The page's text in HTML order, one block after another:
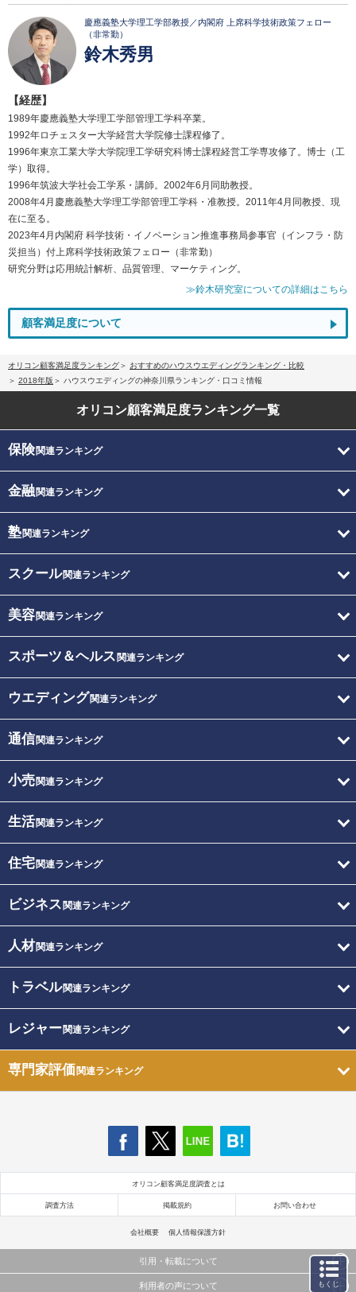
慶應義塾大学理工学部教授／内閣府 上席科学技術政策フェロー
（非常勤）
鈴木秀男
【経歴】
1989年慶應義塾大学理工学部管理工学科卒業。
1992年ロチェスター大学経営大学院修士課程修了。
1996年東京工業大学大学院理工学研究科博士課程経営工学専攻修了。博士（工
学）取得。
1996年筑波大学社会工学系・講師。2002年6月同助教授。
2008年4月慶應義塾大学理工学部管理工学科・准教授。2011年4月同教授、現
在に至る。
2023年4月内閣府 科学技術・イノベーション推進事務局参事官（インフラ・防
災担当）付上席科学技術政策フェロー（非常勤）
研究分野は応用統計解析、品質管理、マーケティング。
≫鈴木研究室についての詳細はこちら
顧客満足度について
オリコン顧客満足度ランキング
おすすめのハウスウエディングランキング・比較
2018年版
ハウスウエディングの神奈川県ランキング・口コミ情報
オリコン顧客満足度ランキング一覧
保険関連ランキング
金融関連ランキング
塾関連ランキング
スクール関連ランキング
美容関連ランキング
スポーツ＆ヘルス 関連ランキング
ウエディング関連ランキング
通信関連ランキング
小売関連ランキング
生活関連ランキング
住宅関連ランキング
ビジネス 関連ランキング
人材関連ランキング
トラベル関連ランキング
レジャー関連ランキング
専門家評価関連ランキング
オリコン顧客満足度調査とは
調査方法 掲載規約 お問い合わせ
会社概要 個人情報保護方針
引用・転載について
当サイトで公開されている情報（文字、写真、イラスト、画像データ等）及びこれらの配置・
利用者の声について もくじ